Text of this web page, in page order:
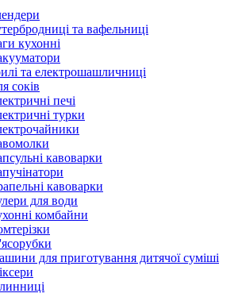
та вафельниці
кухонні
та електрошашличниці
соків
печі
турки
кавоварки
кавоварки
для води
комбайни
для приготування дитячої суміші